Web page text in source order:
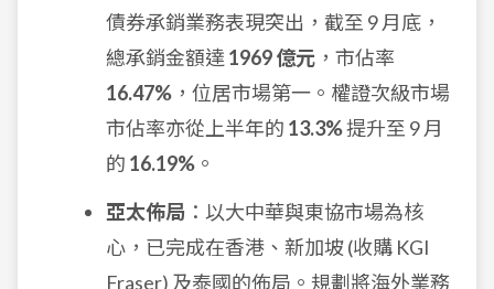
債券承銷業務表現突出，截至 9 月底，
總承銷金額達 1969 億元 ，市佔率
16.47% ，位居市場第一。權證次級市場
市佔率亦從上半年的 13.3%提升至 9 月
的 16.19% 。
亞太佈局 ：以大中華與東協市場為核
心，已完成在香港、新加坡 (收購 KGI
Fraser) 及泰國的佈局。規劃將海外業務